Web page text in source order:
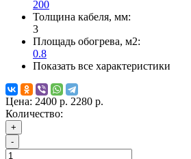
200
Толщина кабеля, мм:
3
Площадь обогрева, м2:
0.8
Показать все характеристики
Цена: 2400 р. 2280 р.
Количество:
+
-